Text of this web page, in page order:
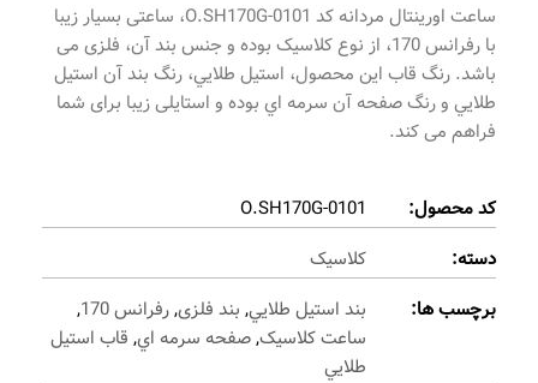
ساعت اورینتال مردانه کد O.SH170G-0101، ساعتی بسیار زیبا
با رفرانس 170، از نوع کلاسیک بوده و جنس بند آن، فلزی می
باشد. رنگ قاب این محصول، استيل طلايي، رنگ بند آن استيل
طلايي و رنگ صفحه آن سرمه اي بوده و استایلی زیبا برای شما
فراهم می کند.
کد محصول:
O.SH170G-0101
دسته:
کلاسیک
برچسب ها:
بند استيل طلايي, بند فلزی,رفرانس 170
,
ساعت کلاسیک,صفحه سرمه اي, قاب استيل
طلايي